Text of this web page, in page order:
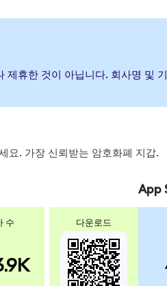
제휴한 것이 아닙니다. 회사명 및
요. 가장 신뢰받는 암호화폐 지갑.
수 다운로드
App